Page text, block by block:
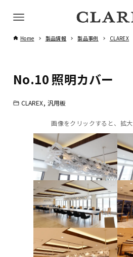
Home 製品情報 製品事例 CLAREX
No.10 照明カバー
CLAREX 汎用板
画像をクリックすると、拡大